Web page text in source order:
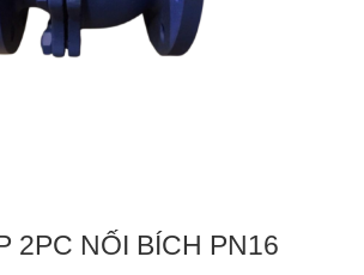
2PC NỐI BÍCH PN16